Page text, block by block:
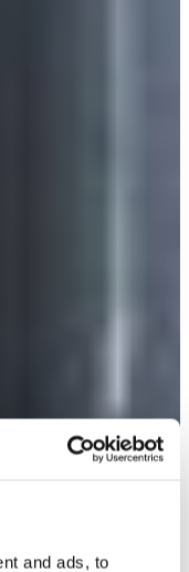
and ads, to